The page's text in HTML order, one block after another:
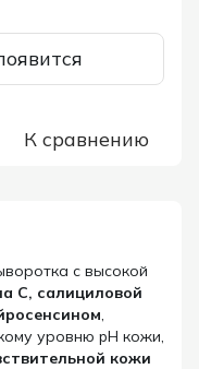
К сравнению
с высокой
С, салициловой
,
уровню pH кожи,
кожи